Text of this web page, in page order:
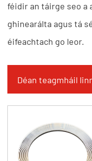
féidir an táirge seo a
ghinearálta agus tá
éifeachtach go leor.
Déan teagmháil